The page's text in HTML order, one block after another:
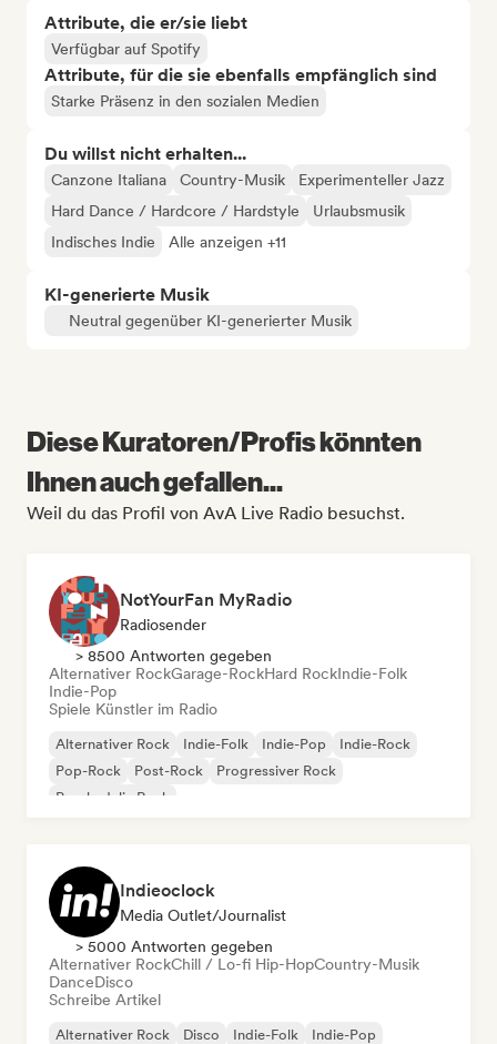
Attribute, die er/sie liebt
Verfügbar auf Spotify
Attribute, für die sie ebenfalls empfänglich sind
Starke Präsenz in den sozialen Medien
Du willst nicht erhalten...
Canzone Italiana Country-Musik
Experimenteller Jazz
Hard Dance / Hardcore / Hardstyle
Urlaubsmusik
Indisches Indie
Alle anzeigen +11
KI-generierte Musik
Neutral gegenüber KI-generierter Musik
Diese Kuratoren/Profis könnten
Ihnen auch gefallen...
Weil du das Profil von AvA Live Radio besuchst.
NotYourFan MyRadio
Radiosender
> 8500 Antworten gegeben
Alternativer RockGarage-RockHard RockIndie-Folk
Indie-Pop
Spiele Künstler im Radio
Alternativer Rock Indie-Folk Indie-Pop
Indie-Rock
Pop-Rock
Post-Rock
Progressiver Rock
Psychedelic Rock
Indieoclock
Media Outlet/Journalist
> 5000 Antworten gegeben
Alternativer RockChill / Lo-fi Hip-HopCountry-Musik
DanceDisco
Schreibe Artikel
Alternativer Rock Disco Indie-Folk
Indie-Pop